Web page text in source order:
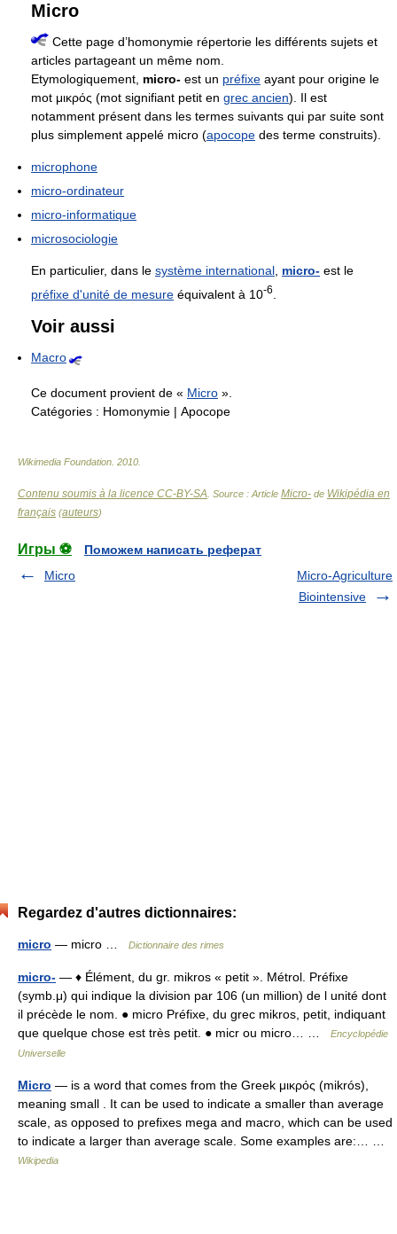
Micro
Cette page d’homonymie répertorie les différents sujets et
articles partageant un même nom.
Etymologiquement, micro- est un préfixe ayant pour origine le
mot μικρός (mot signifiant petit en grec ancien). Il est
notamment présent dans les termes suivants qui par suite sont
plus simplement appelé micro (apocope des terme construits).
microphone
micro-ordinateur
micro-informatique
microsociologie
En particulier, dans le système international micro- est le
préfixe d'unité de mesure équivalent à 10-6
Voir aussi
Macro
Ce document provient de « Micro ».
Catégories : Homonymie | Apocope
Wikimedia Foundation 2010
Contenu soumis à la licence CC-BY-SA . Source : Article Micro- de Wikipédia en
français (auteurs)
Игры ⚽
Поможем написать реферат
Micro
Micro-Agriculture
Biointensive
Regardez d'autres dictionnaires:
micro — micro … Dictionnaire des rimes
micro- — ♦ Élément, du gr. mikros « petit ». Métrol. Préfixe
(symb.μ) qui indique la division par 106 (un million) de l unité dont
il précède le nom. ● micro Préfixe, du grec mikros, petit, indiquant
que quelque chose est très petit. ● micr ou micro… …
Encyclopédie
Universelle
Micro — is a word that comes from the Greek μικρός (mikrós),
meaning small . It can be used to indicate a smaller than average
scale, as opposed to prefixes mega and macro, which can be used
to indicate a larger than average scale. Some examples are:… …
Wikipedia